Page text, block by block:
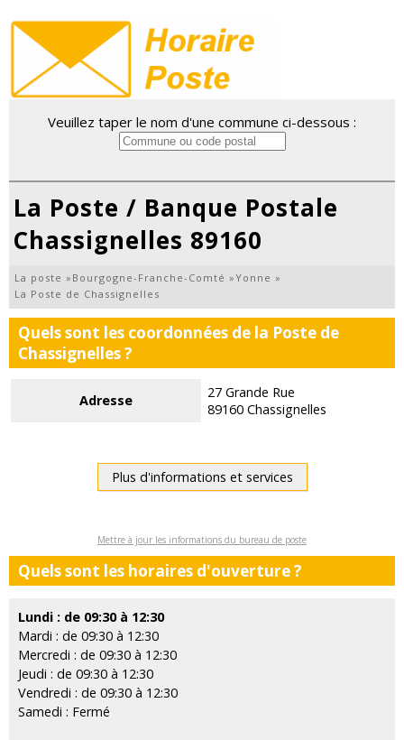
Veuillez taper le nom d'une commune ci-dessous :
La Poste / Banque Postale
Chassignelles 89160
La poste » Bourgogne-Franche-Comté »Yonne »
La Poste de Chassignelles
Quels sont les coordonnées de la Poste de
Chassignelles ?
Adresse
27 Grande Rue
89160 Chassignelles
Plus d'informations et services
Mettre à jour les informations du bureau de poste
Quels sont les horaires d'ouverture ?
Lundi : de 09:30 à 12:30
Mardi : de 09:30 à 12:30
Mercredi : de 09:30 à 12:30
Jeudi : de 09:30 à 12:30
Vendredi : de 09:30 à 12:30
Samedi : Fermé